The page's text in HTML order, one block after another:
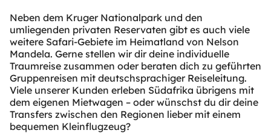
Neben dem Kruger Nationalpark und den
umliegenden privaten Reservaten gibt es auch viele
weitere Safari-Gebiete im Heimatland von Nelson
Mandela. Gerne stellen wir dir deine individuelle
Traumreise zusammen oder beraten dich zu geführten
Gruppenreisen mit deutschsprachiger Reiseleitung.
Viele unserer Kunden erleben Südafrika übrigens mit
dem eigenen Mietwagen – oder wünschst du dir deine
Transfers zwischen den Regionen lieber mit einem
bequemen Kleinflugzeug?